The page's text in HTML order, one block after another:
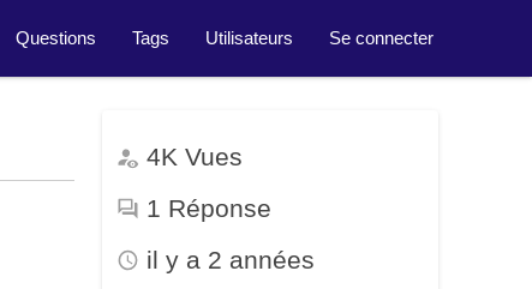
Questions Tags Utilisateurs Se connecter
4K Vues
1 Réponse
il y a 2 années